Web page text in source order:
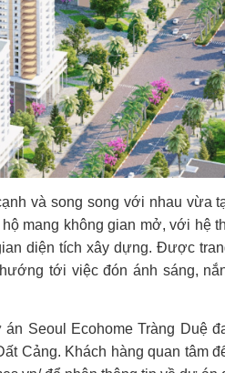
và song song với nhau vừa
mang không gian mở, với hệ
diện tích xây dựng. Được
tới việc đón ánh sáng,
Seoul Ecohome Tràng Duệ
Cảng. Khách hàng quan tâm